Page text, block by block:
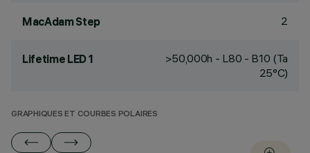
MacAdam Step 2
Lifetime LED 1
>50,000h - L80 - B10 (Ta
25°C)
GRAPHIQUES ET COURBES POLAIRES